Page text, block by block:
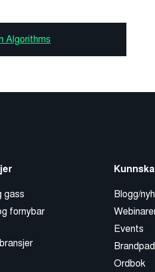
Algorithms
gass
fornybar
Blogg/
Events
Brandpad
Ordbok